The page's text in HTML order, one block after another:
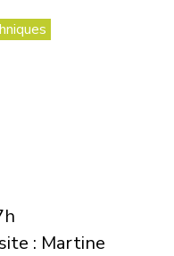
: Martine